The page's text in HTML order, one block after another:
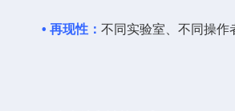
• 再现性 ： 不同实验室、不同操作